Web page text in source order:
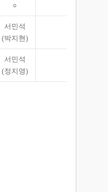
○
서민석
(박지현)
서민석
(정지영)